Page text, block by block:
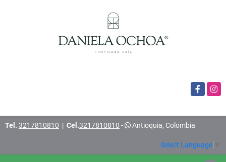
Facebook
Tel. 3217810810 | Cel.3217810810 - Antioquia, Colombia
Select Language